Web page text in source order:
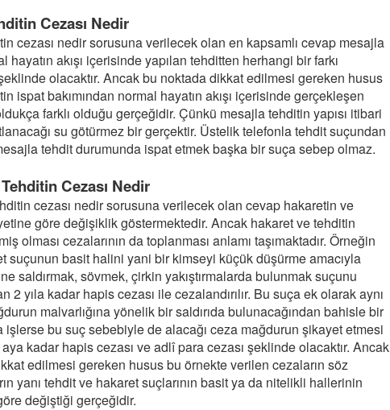
Cezası Nedir
cezası nedir sorusuna verilecek olan en kapsamlı cevap mesajla
hayatın akışı içerisinde yapılan tehditten herhangi bir farkı
olacaktır. Ancak bu noktada dikkat edilmesi gereken husus
ispat bakımından normal hayatın akışı içerisinde gerçekleşen
farklı olduğu gerçeğidir. Çünkü mesajla tehditin yapısı itibari
su götürmez bir gerçektir. Üstelik telefonla tehdit suçundan
tehdit durumunda ispat etmek başka bir suça sebep olmaz.
Cezası Nedir
cezası nedir sorusuna verilecek olan cevap hakaretin ve
göre değişiklik göstermektedir. Ancak hakaret ve tehditin
olması cezalarının da toplanması anlamı taşımaktadır. Örneğin
suçunun basit halini yani bir kimseyi küçük düşürme amacıyla
saldırmak, sövmek, çirkin yakıştırmalarda bulunmak suçunu
2 yıla kadar hapis cezası ile cezalandırılır. Bu suça ek olarak aynı
malvarlığına yönelik bir saldırıda bulunacağından bahisle bir
işlerse bu suç sebebiyle de alacağı ceza mağdurun şikayet etmesi
kadar hapis cezası ve adlî para cezası şeklinde olacaktır. Ancak
edilmesi gereken husus bu örnekte verilen cezaların söz
yanı tehdit ve hakaret suçlarının basit ya da nitelikli hallerinin
değiştiği gerçeğidir.